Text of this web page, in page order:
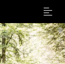
Menu
©